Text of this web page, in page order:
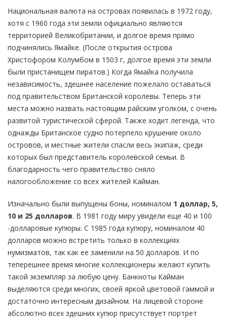
Национальная валюта на островах появилась в 1972 году,
хотя с 1960 года эти земли официально являются
территорией Великобритании, и долгое время прямо
подчинялись Ямайке. (После открытия острова
Христофором Колумбом в 1503 г, долгое время эти земли
были пристанищем пиратов.) Когда Ямайка получила
независимость, здешнее население пожелало оставаться
под правительством Британской королевы. Теперь эти
места можно назвать настоящим райским уголком, с очень
развитой туристической сферой. Также ходит легенда, что
однажды Британское судно потерпело крушение около
островов, и местные жители спасли весь экипаж, среди
которых был представитель королевской семьи. В
благодарность чего правительство сняло
налогообложение со всех жителей Кайман.
Изначально были выпущены боны, номиналом 1 доллар, 5,
10 и 25 долларов. В 1981 году миру увидели еще 40 и 100
-долларовые купюры. С 1985 года купюру, номиналом 40
долларов можно встретить только в коллекциях
нумизматов, так как ее заменили на 50 долларов. И по
теперешнее время многие коллекционеры желают купить
такой экземпляр за любую цену. Банкноты Кайман
выделяются среди многих, своей яркой цветовой гаммой и
достаточно интересным дизайном. На лицевой стороне
абсолютно всех здешних купюр присутствует портрет